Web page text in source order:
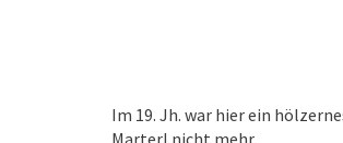
​Im 19. Jh. war hier ein
Marterl nicht mehr.